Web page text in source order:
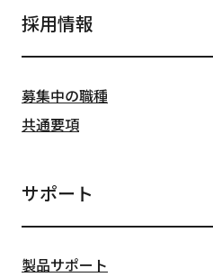
採用情報
募集中の職種
共通要項
サポート
製品サポート